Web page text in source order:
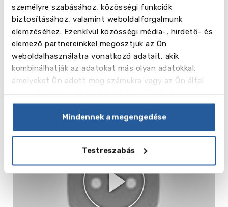
személyre szabásához, közösségi funkciók
biztosításához, valamint weboldalforgalmunk
elemzéséhez. Ezenkívül közösségi média-, hirdető- és
elemező partnereinkkel megosztjuk az Ön
weboldalhasználatra vonatkozó adatait, akik
kombinálhatják az adatokat más olyan adatokkal,
amelyeket Ön adott meg számukra vagy az Ön által
Mindennek a megengedése
Testreszabás
vēl
7
Képek
Videó